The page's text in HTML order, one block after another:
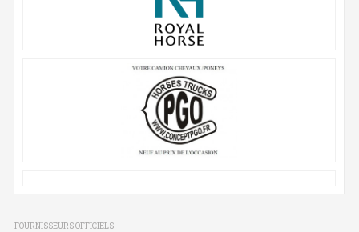
FOURNISSEURS OFFICIELS